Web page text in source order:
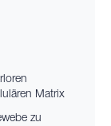
Matrix
zu